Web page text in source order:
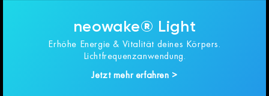
neowake® Light
Erhöhe Energie & Vitalität deines Körpers.
Lichtfrequenzanwendung.
Jetzt mehr erfahren >